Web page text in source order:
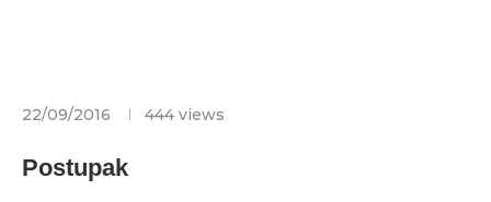
22/09/2016 444 views
Postupak